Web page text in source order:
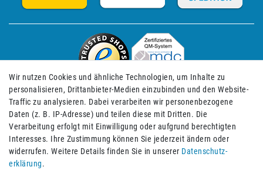
Impressum Daten­schutz­erklärung AGB
Wir nutzen Cookies und ähnliche Technologien, um Inhalte zu
personalisieren, Drittanbieter-Medien einzubinden und den Website-
Traffic zu analysieren. Dabei verarbeiten wir personenbezogene
Daten (z. B. IP-Adresse) und teilen diese mit Dritten. Die
Verarbeitung erfolgt mit Einwilligung oder aufgrund berechtigten
Interesses. Ihre Zustimmung können Sie jederzeit ändern oder
widerrufen. Weitere Details finden Sie in unserer Daten­schutz­
erklärung.